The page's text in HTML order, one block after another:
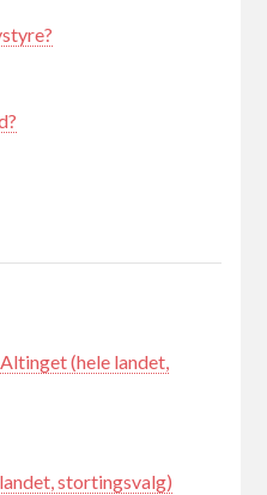
(hele landet,
stortingsvalg)